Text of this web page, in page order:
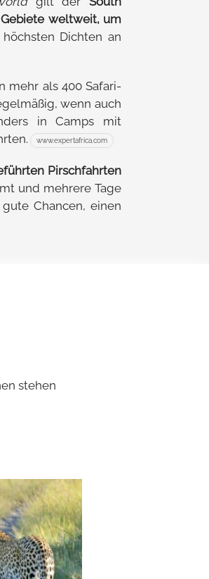
weltweit, um
Dichten an
mehr als 400 Safari-
wenn auch
in Camps mit
www.expertafrica.com
Pirschfahrten
und mehrere Tage
Chancen, einen
stehen